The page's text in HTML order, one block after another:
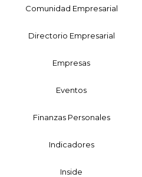
Comunidad Empresarial
Directorio Empresarial
Empresas
Eventos
Finanzas Personales
Indicadores
Inside